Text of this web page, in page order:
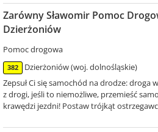
Zarówny Sławomir Pomoc
Dzierżoniów
Pomoc drogowa
382
Dzierżoniów (woj. dolnośląskie)
Zepsuł Ci się samochód na drodze: droga
z drogi, jeśli to niemożliwe, przemieść
krawędzi jezdni! Postaw trójkąt